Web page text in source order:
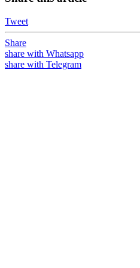
Tweet
Share
share with Whatsapp
share with Telegram